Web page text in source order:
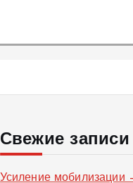
Свежие записи
Усиление мобилизации